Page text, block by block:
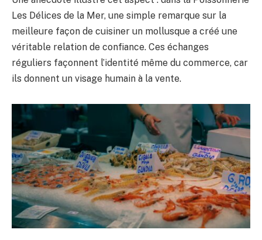
Les Délices de la Mer, une simple remarque sur la
meilleure façon de cuisiner un mollusque a créé une
véritable relation de confiance. Ces échanges
réguliers façonnent l’identité même du commerce, car
ils donnent un visage humain à la vente.